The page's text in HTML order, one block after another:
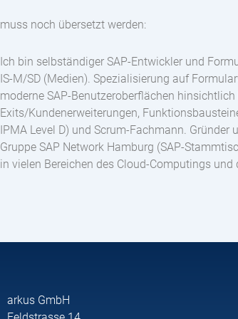
muss noch übersetzt werden:
Ich bin selbständiger SAP-Entwickler und
IS-M/SD (Medien). Spezialisierung auf
moderne SAP-Benutzeroberflächen
Exits/Kundenerweiterungen,
IPMA Level D) und Scrum-Fachmann.
Gruppe SAP Network Hamburg (SAP-
in vielen Bereichen des Cloud-Computings
arkus GmbH